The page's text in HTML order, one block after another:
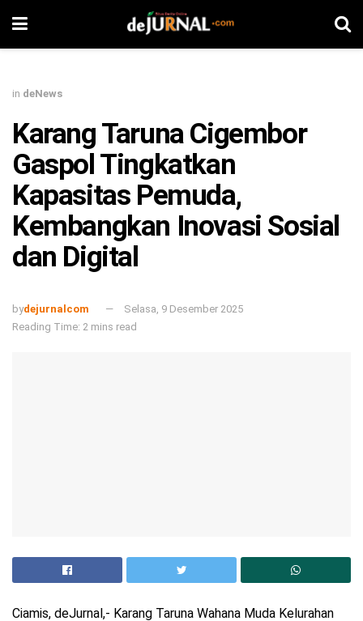
in deNews
Karang Taruna Cigembor
Gaspol Tingkatkan
Kapasitas Pemuda,
Kembangkan Inovasi Sosial
dan Digital
bydejurnalcom
Selasa, 9 Desember 2025
Reading Time: 2 mins read
Ciamis, deJurnal,- Karang Taruna Wahana Muda Kelurahan